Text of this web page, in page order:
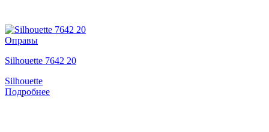
Оправы
Silhouette 7642 20
Silhouette
Подробнее